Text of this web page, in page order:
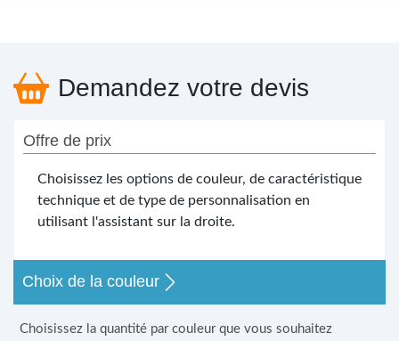
Demandez votre devis
Offre de prix
Choisissez les options de couleur, de caractéristique
technique et de type de personnalisation en
utilisant l'assistant sur la droite.
Choix de la couleur
Choisissez la quantité par couleur que vous souhaitez